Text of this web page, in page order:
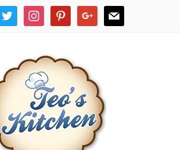
twitter instagrampinterestgoogle mail